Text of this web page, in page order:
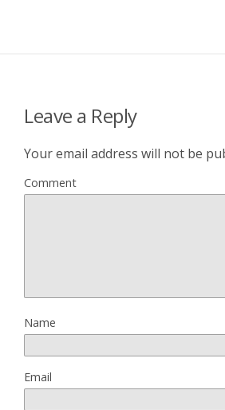
Leave a Reply
Your email address will not be
Comment
Name
Email